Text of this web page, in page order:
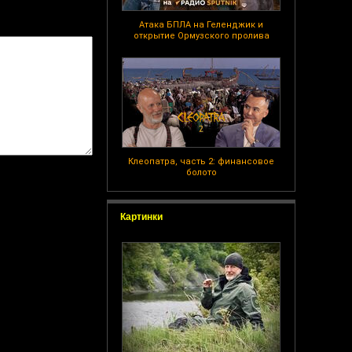
Атака БПЛА на Геленджик и
открытие Ормузского пролива
Клеопатра, часть 2: финансовое
болото
Картинки